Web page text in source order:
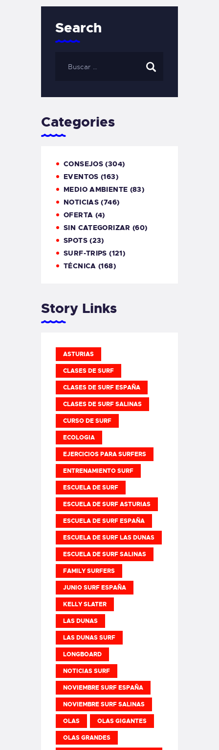
Search
Categories
CONSEJOS (304)
EVENTOS (163)
MEDIO AMBIENTE (83)
NOTICIAS (746)
OFERTA (4)
SIN CATEGORIZAR (60)
SPOTS(23)
SURF-TRIPS (121)
TÉCNICA (168)
Story Links
ASTURIAS
CLASES DE SURF
CLASES DE SURF ESPAÑA
CLASES DE SURF SALINAS
CURSO DE SURF
ECOLOGIA
EJERCICIOS PARA SURFERS
ENTRENAMIENTO SURF
ESCUELA DE SURF
ESCUELA DE SURF ASTURIAS
ESCUELA DE SURF ESPAÑA
ESCUELA DE SURF LAS DUNAS
ESCUELA DE SURF SALINAS
FAMILY SURFERS
JUNIO SURF ESPAÑA
KELLY SLATER
LAS DUNAS
LAS DUNAS SURF
LONGBOARD
NOTICIAS SURF
NOVIEMBRE SURF ESPAÑA
NOVIEMBRE SURF SALINAS
OLAS OLAS GIGANTES
OLAS GRANDES